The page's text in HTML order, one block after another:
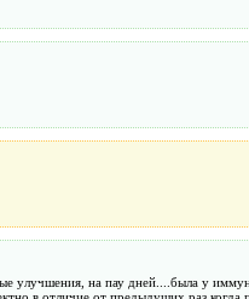
на пау дней....была у